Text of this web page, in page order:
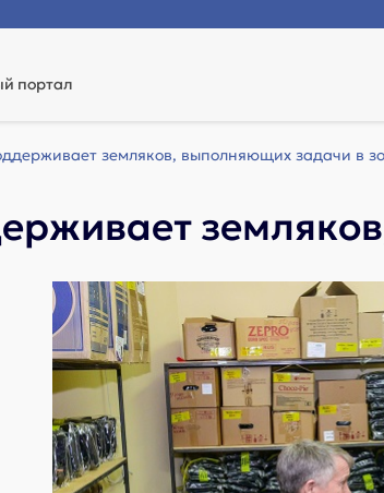
портал
земляков, выполняющих задачи в